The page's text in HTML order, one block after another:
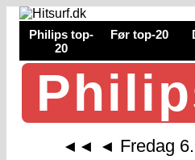
Philips top-
20
Før top-20
◄◄ ◄ Fredag